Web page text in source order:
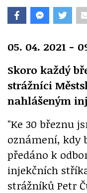
05. 04. 2021 -
Skoro každý
strážníci
nahlášeným
"Ke 30 březnu
oznámení, kdy
předáno k
injekčních
strážníků Petr